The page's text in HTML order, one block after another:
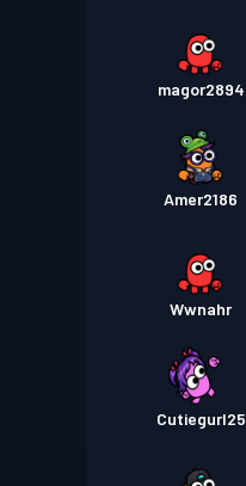
magor2894
Amer2186
Wwnahr
Cutiegurl25